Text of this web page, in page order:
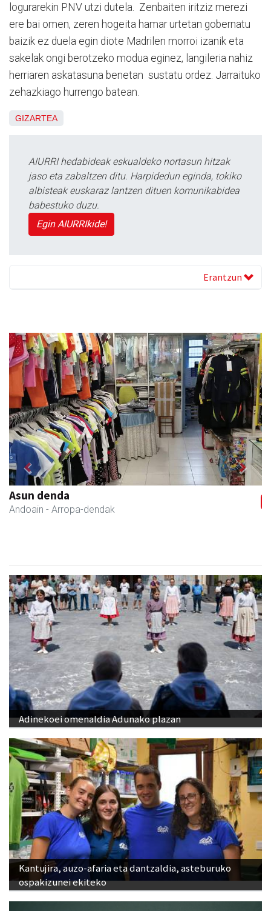
logurarekin PNV utzi dutela. Zenbaiten iritziz merezi
ere bai omen, zeren hogeita hamar urtetan gobernatu
baizik ez duela egin diote Madrilen morroi izanik eta
sakelak ongi berotzeko modua eginez, langileria nahiz
herriaren askatasuna benetan sustatu ordez. Jarraituko
zehazkiago hurrengo batean.
GIZARTEA
AIURRI hedabideak eskualdeko nortasun hitzak
jaso eta zabaltzen ditu. Harpidedun eginda, tokiko
albisteak euskaraz lantzen dituen komunikabidea
babestuko duzu.
Egin AIURRIkide!
Erantzun
Asun denda
Andoain - Arropa-dendak
Previous Next
Adinekoei omenaldia Adunako plazan
Kantujira, auzo-afaria eta dantzaldia, asteburuko
ospakizunei ekiteko